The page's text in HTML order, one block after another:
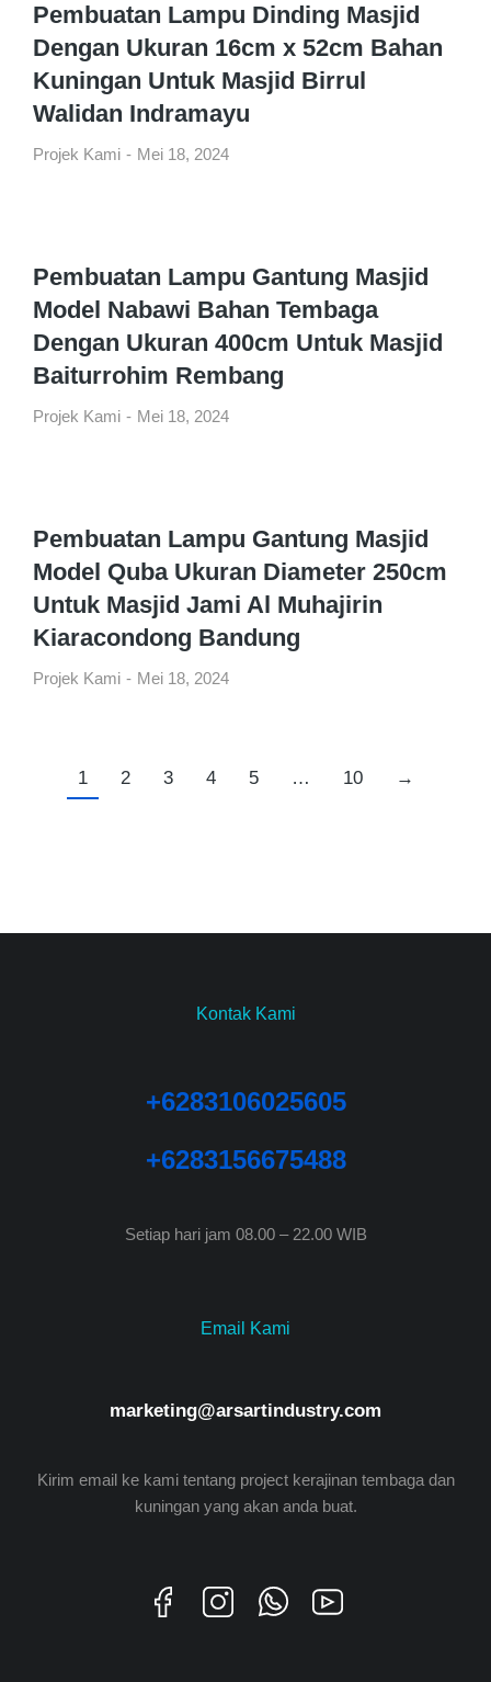
Pembuatan Lampu Dinding Masjid
Dengan Ukuran 16cm x 52cm Bahan
Kuningan Untuk Masjid Birrul
Walidan Indramayu
Projek Kami Mei 18, 2024
Pembuatan Lampu Gantung Masjid
Model Nabawi Bahan Tembaga
Dengan Ukuran 400cm Untuk Masjid
Baiturrohim Rembang
Projek Kami Mei 18, 2024
Pembuatan Lampu Gantung Masjid
Model Quba Ukuran Diameter 250cm
Untuk Masjid Jami Al Muhajirin
Kiaracondong Bandung
Projek Kami Mei 18, 2024
1 2 3 4 5 … 10 →
Kontak Kami
+6283106025605
+6283156675488
Setiap hari jam 08.00 – 22.00 WIB
Email Kami
marketing@arsartindustry.com
Kirim email ke kami tentang project kerajinan tembaga dan
kuningan yang akan anda buat.